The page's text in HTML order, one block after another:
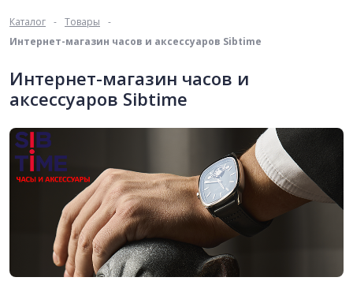
Каталог - Товары
-
Интернет-магазин часов и аксессуаров Sibtime
Интернет-магазин часов и
аксессуаров Sibtime